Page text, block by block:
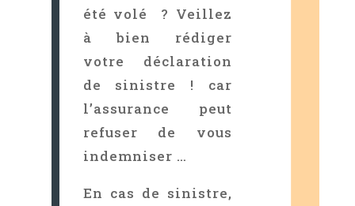
été volé ? Veillez
à bien rédiger
votre déclaration
de sinistre ! car
l’assurance peut
refuser de vous
indemniser …
En cas de sinistre,